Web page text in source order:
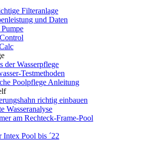
Filter­anlage
und Daten
der Wasserpflege
Testmethoden
Poolpflege Anleitung
richtig einbauen
Wasseranalyse
am Rechteck-Frame-Pool
Intex Pool bis ´22